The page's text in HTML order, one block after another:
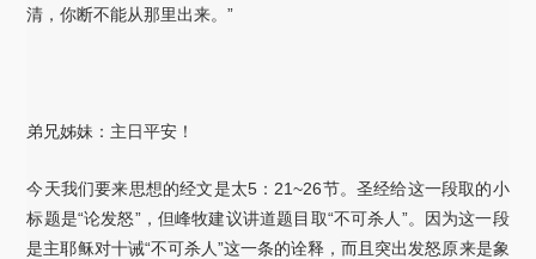
清，你断不能从那里出来。”
弟兄姊妹：主日平安！
今天我们要来思想的经文是太5：21~26节。圣经给这一段取的小
标题是“论发怒”，但峰牧建议讲道题目取“不可杀人”。因为这一段
是主耶稣对十诫“不可杀人”这一条的诠释，而且突出发怒原来是象